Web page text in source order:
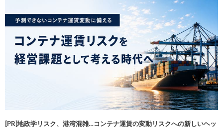
[PR]地政学リスク、港湾混雑…コンテナ運賃の変動リスクへの新しいヘッ